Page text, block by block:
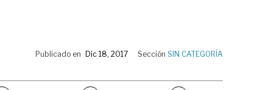
Publicado en Dic 18, 2017 Sección SIN CATEGORÍA